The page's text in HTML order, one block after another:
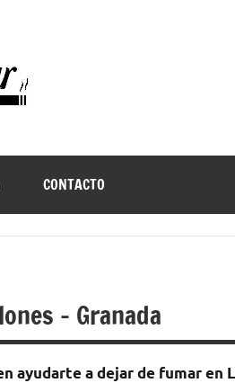
de
fumar
de
fumar
CONTACTO
– Granada
ayudarte а dejar dе fumar en